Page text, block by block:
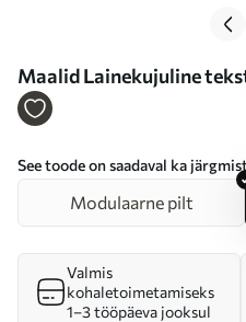
Maalid Lainekujuline
See toode on saadaval ka
Modulaarne pilt
Valmis
kohaletoimetamiseks
1–3 tööpäeva jooksul